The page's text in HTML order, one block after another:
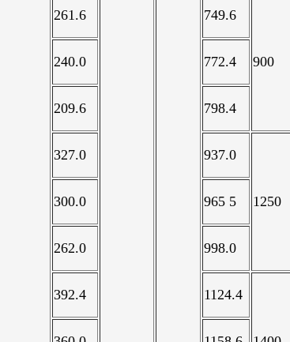
261.6 749.6
900
240.0 772.4
209.6 798.4
327.0 937.0
1250
300.0 965 5
262.0 998.0
392.4 1124.4